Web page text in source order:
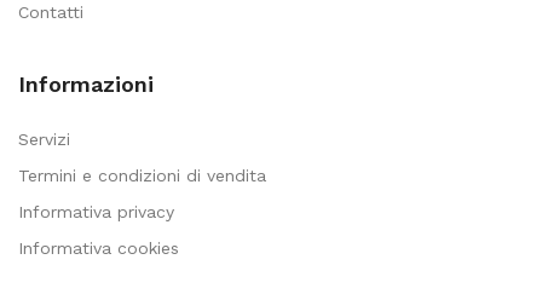
Contatti
Informazioni
Servizi
Termini e condizioni di vendita
Informativa privacy
Informativa cookies